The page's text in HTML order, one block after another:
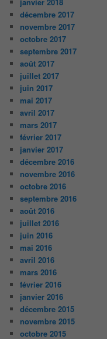
décembre 2017
novembre 2017
octobre 2017
septembre 2017
août 2017
juillet 2017
juin 2017
mai 2017
avril 2017
mars 2017
février 2017
janvier 2017
décembre 2016
novembre 2016
octobre 2016
septembre 2016
août 2016
juillet 2016
juin 2016
mai 2016
avril 2016
mars 2016
février 2016
janvier 2016
décembre 2015
novembre 2015
octobre 2015